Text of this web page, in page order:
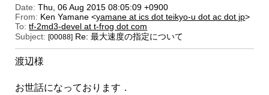
Date:Thu, 06 Aug 2015 08:05:09 +0900
From: Ken Yamane <yamane at ics dot teikyo-u dot ac dot jp>
To:tf-2md3-devel at t-frog dot com
Subject:[00088] Re: 最大速度の指定について
渡辺様
お世話になっております．